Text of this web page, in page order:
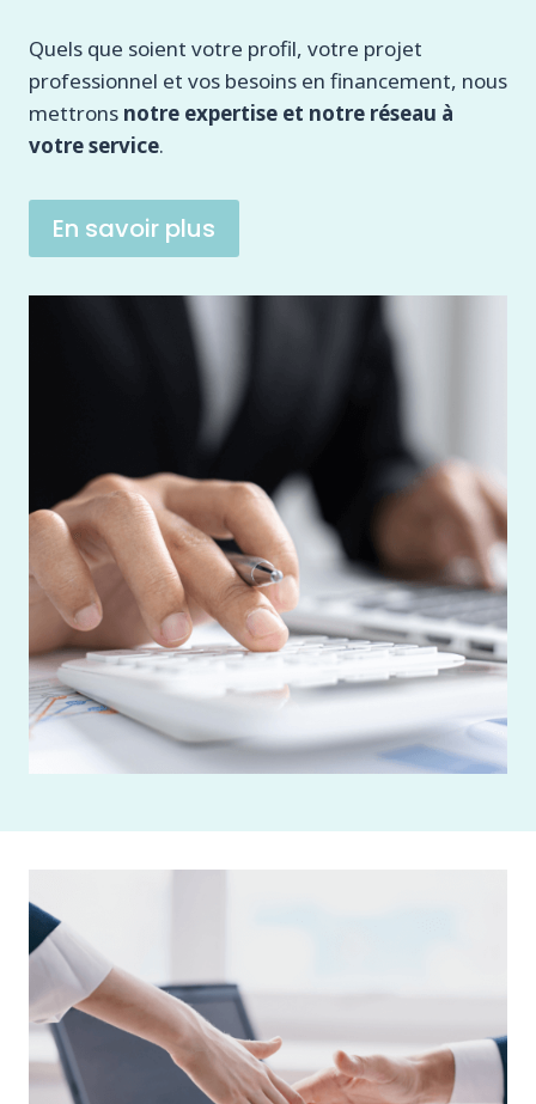
Quels que soient votre profil, votre projet
professionnel et vos besoins en financement, nous
mettrons notre expertise et notre réseau à
votre service.
En savoir plus